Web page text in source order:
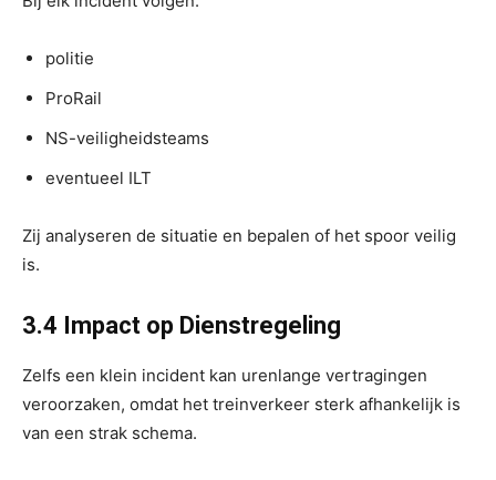
politie
ProRail
NS-veiligheidsteams
eventueel ILT
Zij analyseren de situatie en bepalen of het spoor veilig
is.
3.4 Impact op Dienstregeling
Zelfs een klein incident kan urenlange vertragingen
veroorzaken, omdat het treinverkeer sterk afhankelijk is
van een strak schema.